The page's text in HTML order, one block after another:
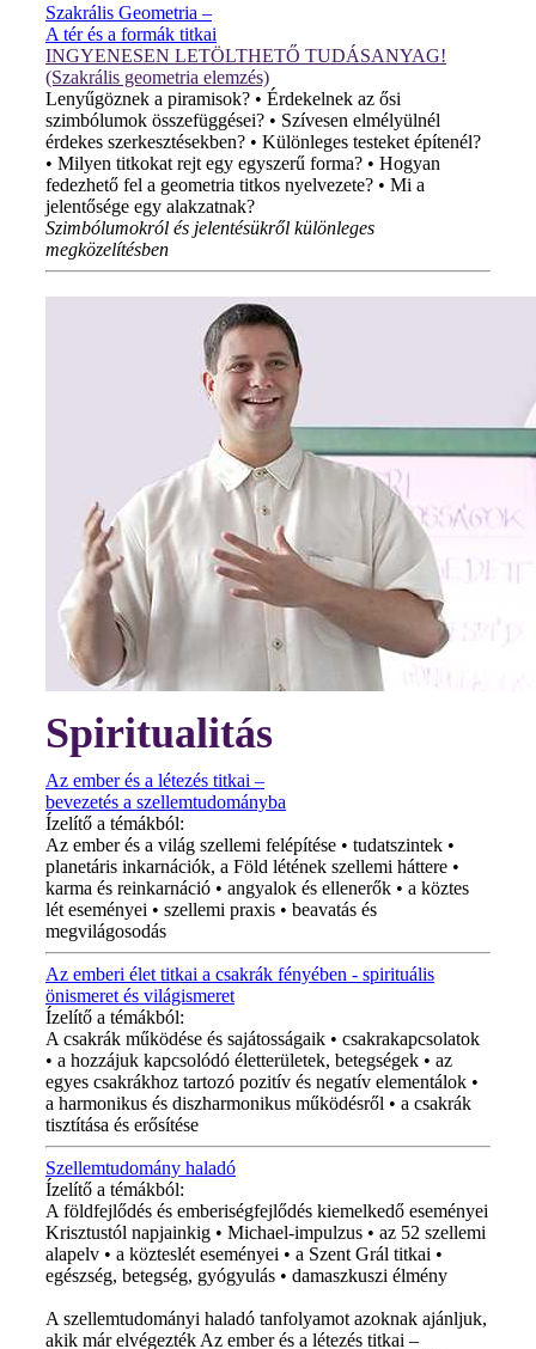
Szakrális Geometria –
A tér és a formák titkai
INGYENESEN LETÖLTHETŐ TUDÁSANYAG!
(Szakrális geometria elemzés)
Lenyűgöznek a piramisok? • Érdekelnek az ősi
szimbólumok összefüggései? • Szívesen elmélyülnél
érdekes szerkesztésekben? • Különleges testeket építenél?
• Milyen titkokat rejt egy egyszerű forma? • Hogyan
fedezhető fel a geometria titkos nyelvezete? • Mi a
jelentősége egy alakzatnak?
Szimbólumokról és jelentésükről különleges
megközelítésben
Spiritualitás
Az ember és a létezés titkai –
bevezetés a szellemtudományba
Ízelítő a témákból:
Az ember és a világ szellemi felépítése • tudatszintek •
planetáris inkarnációk, a Föld létének szellemi háttere •
karma és reinkarnáció • angyalok és ellenerők • a köztes
lét eseményei • szellemi praxis • beavatás és
megvilágosodás
Az emberi élet titkai a csakrák fényében - spirituális
önismeret és világismeret
Ízelítő a témákból:
A csakrák működése és sajátosságaik • csakrakapcsolatok
• a hozzájuk kapcsolódó életterületek, betegségek • az
egyes csakrákhoz tartozó pozitív és negatív elementálok •
a harmonikus és diszharmonikus működésről • a csakrák
tisztítása és erősítése
Szellemtudomány haladó
Ízelítő a témákból:
A földfejlődés és emberiségfejlődés kiemelkedő eseményei
Krisztustól napjainkig • Michael-impulzus • az 52 szellemi
alapelv • a közteslét eseményei • a Szent Grál titkai •
egészség, betegség, gyógyulás • damaszkuszi élmény
A szellemtudományi haladó tanfolyamot azoknak ajánljuk,
akik már elvégezték Az ember és a létezés titkai –